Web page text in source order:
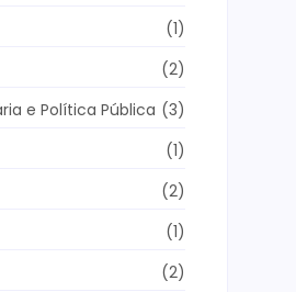
(1)
(2)
e Política Pública (3)
(1)
(2)
(1)
(2)